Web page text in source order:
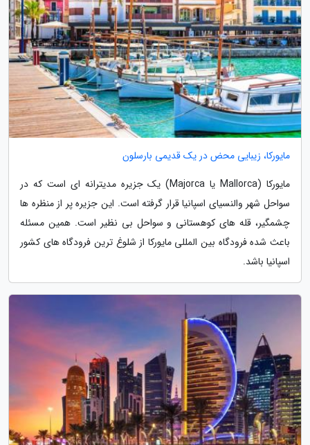
مایورکا، زیبایی محض در یک قدیمی بارسلون
مایورکا (Mallorca یا Majorca) یک جزیره مدیترانه ای است که در
سواحل شهر والنسیای اسپانیا قرار گرفته است. این جزیره پر از منظره ها
چشمگیر، قله های کوهستانی و سواحل بی نظیر است. همین مسئله
باعث شده فرودگاه بین المللی مایورکا از شلوغ ترین فرودگاه های کشور
اسپانیا باشد.